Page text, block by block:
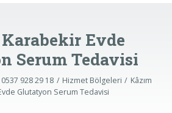
Karabekir Evde
Serum Tedavisi
928 29 18 Hizmet Bölgeleri
Kâzım
Glutatyon Serum Tedavisi